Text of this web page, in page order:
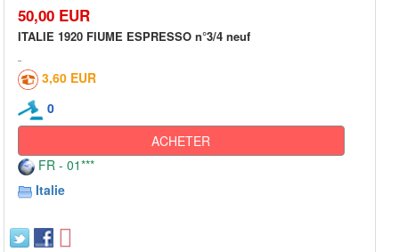
50,00 EUR
ITALIE 1920 FIUME ESPRESSO n°3/4 neuf
3,60 EUR
0
ACHETER
FR - 01***
Italie